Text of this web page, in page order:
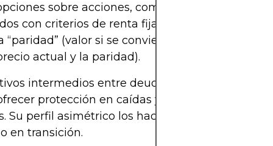
sobre acciones, como Black-Scholes o
con criterios de renta fija. Estos modelos
“paridad” (valor si se convierte) y la “prima”
actual y la paridad).
intermedios entre deuda y capital, los
protección en caídas y capturar ganancias
Su perfil asimétrico los hace populares en
en transición.